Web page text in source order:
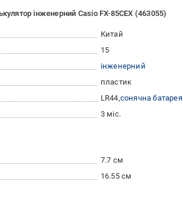
інженерний Casio FX-85CEX (463055)
Китай
15
інженерний
пластик
LR44 сонячна батарея
3 міс.
7.7 см
16.55 см